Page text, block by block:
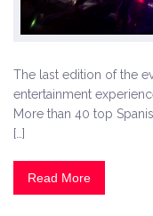
The last edition of the
entertainment
More than 40 top
[…]
Read More